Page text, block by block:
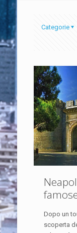
Categorie
Dopo un
scoperta